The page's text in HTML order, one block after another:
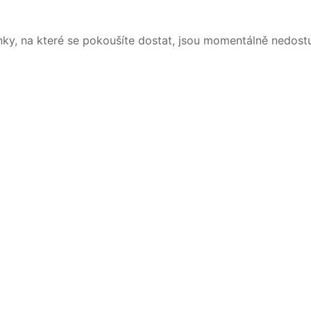
na které se pokoušíte dostat, jsou momentálně